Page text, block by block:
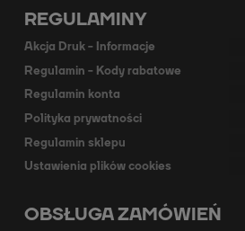
REGULAMINY
Akcja Druk - Informacje
Regulamin - Kody rabatowe
Regulamin konta
Polityka prywatności
Regulamin sklepu
Ustawienia plików cookies
OBSŁUGA ZAMÓWIEŃ